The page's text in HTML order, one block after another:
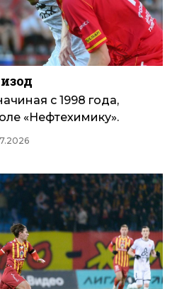
с 1998 года,
«Нефтехимику».